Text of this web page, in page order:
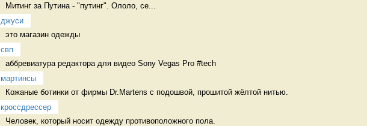
Митинг за Путина - "путинг". Ололо, се...
джуси
это магазин одежды
свп
аббревиатура редактора для видео Sony Vegas Pro #tech
мартинсы
Кожаные ботинки от фирмы Dr.Martens с подошвой, прошитой жёлтой нитью.
кроссдрессер
Человек, который носит одежду противоположного пола.